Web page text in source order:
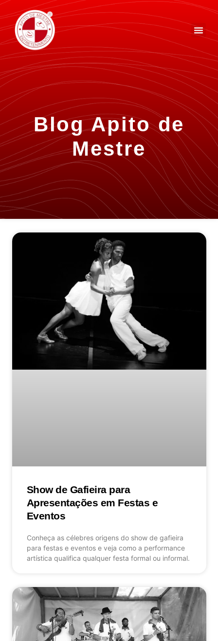
Blog Apito de
Mestre
Show de Gafieira para
Apresentações em Festas e
Eventos
Conheça as célebres origens do show de gafieira
para festas e eventos e veja como a performance
artística qualifica qualquer festa formal ou informal.